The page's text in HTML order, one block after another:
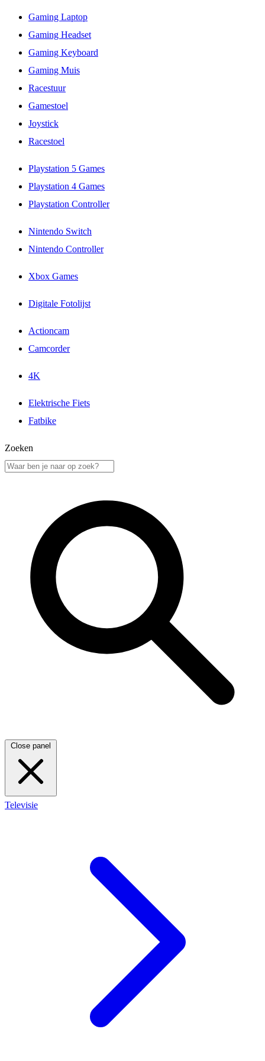
Gaming Laptop
Gaming Headset
Gaming Keyboard
Gaming Muis
Racestuur
Gamestoel
Joystick
Racestoel
Playstation 5 Games
Playstation 4 Games
Playstation Controller
Nintendo Switch
Nintendo Controller
Xbox Games
Digitale Fotolijst
Actioncam
Camcorder
4K
Elektrische Fiets
Fatbike
Zoeken
Close panel
Televisie